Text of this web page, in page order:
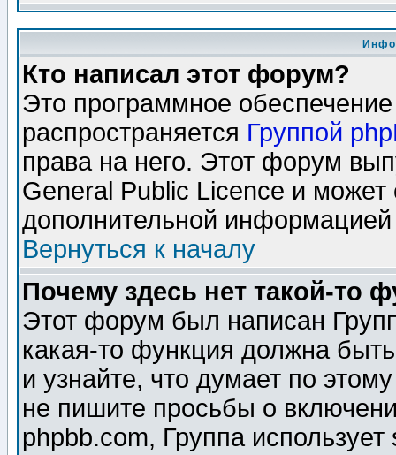
Кто написал этот форум?
Это программное
распространяется Группой
права на него. Этот форум
General Public Licence и может
дополнительной
Вернуться к началу
Почему здесь нет такой-то
Этот форум был написан
какая-то функция должна
и узнайте, что думает по
не пишите просьбы о
phpbb.com, Группа